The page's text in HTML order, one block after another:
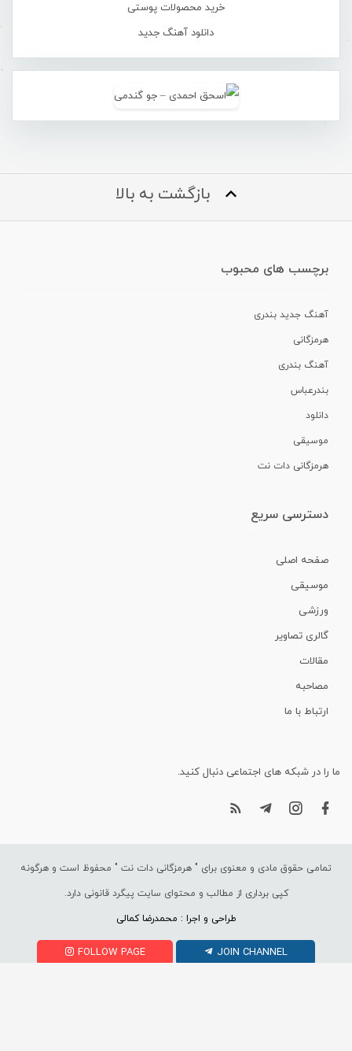
خرید محصولات پوستی
دانلود آهنگ جدید
بازگشت به بالا
برچسب های محبوب
آهنگ جدید بندری
هرمزگانی
آهنگ بندری
بندرعباس
دانلود
موسیقی
هرمزگانی دات نت
دسترسی سریع
صفحه اصلی
موسیقی
ورزشی
گالری تصاویر
مقالات
مصاحبه
ارتباط با ما
ما را در شبکه های اجتماعی دنبال کنید.
تمامی حقوق مادی و معنوی برای " هرمزگانی دات نت " محفوظ است و هرگونه
کپی برداری از مطالب و محتوای سایت پیگرد قانونی دارد.
طراحی و اجرا : محمدرضا کمالی
FOLLOW PAGE JOIN CHANNEL